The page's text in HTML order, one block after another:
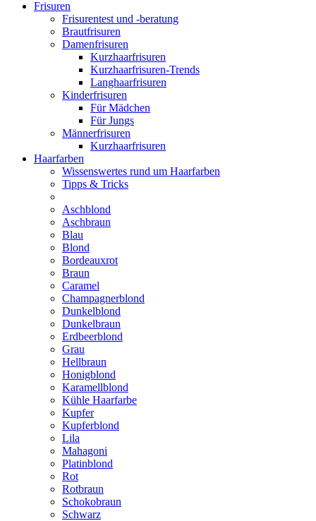
Frisuren
Frisurentest und -beratung
Brautfrisuren
Damenfrisuren
Kurzhaarfrisuren
Kurzhaarfrisuren-Trends
Langhaarfrisuren
Kinderfrisuren
Für Mädchen
Für Jungs
Männerfrisuren
Kurzhaarfrisuren
Haarfarben
Wissenswertes rund um Haarfarben
Tipps & Tricks
Aschblond
Aschbraun
Blau
Blond
Bordeauxrot
Braun
Caramel
Champagnerblond
Dunkelblond
Dunkelbraun
Erdbeerblond
Grau
Hellbraun
Honigblond
Karamellblond
Kühle Haarfarbe
Kupfer
Kupferblond
Lila
Mahagoni
Platinblond
Rot
Rotbraun
Schokobraun
Schwarz